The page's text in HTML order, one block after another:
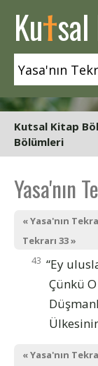
Kut
Kutsal Kitap
Bölümleri
Yasa'nın
« Yasa'nın
Tekrarı 33 »
43 “Ey
Çünkü
« Yasa'nın